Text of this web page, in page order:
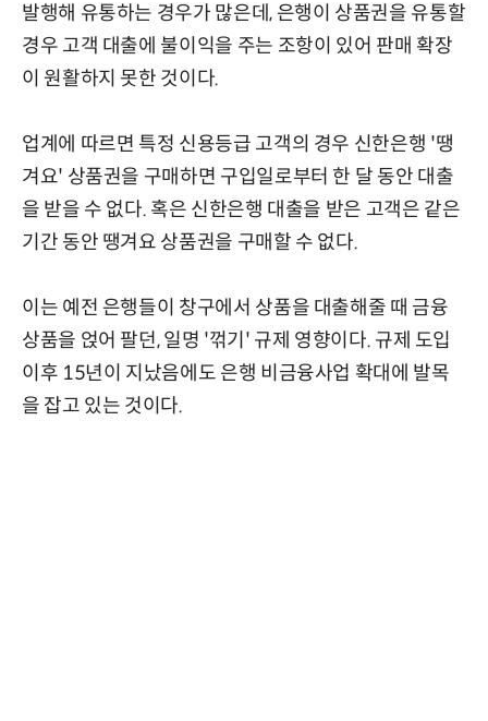
발행해 유통하는 경우가 많은데, 은행이 상품권을 유통할
경우 고객 대출에 불이익을 주는 조항이 있어 판매 확장
이 원활하지 못한 것이다.
업계에 따르면 특정 신용등급 고객의 경우 신한은행 '땡
겨요' 상품권을 구매하면 구입일로부터 한 달 동안 대출
을 받을 수 없다. 혹은 신한은행 대출을 받은 고객은 같은
기간 동안 땡겨요 상품권을 구매할 수 없다.
이는 예전 은행들이 창구에서 상품을 대출해줄 때 금융
상품을 얹어 팔던, 일명 '꺾기' 규제 영향이다. 규제 도입
이후 15년이 지났음에도 은행 비금융사업 확대에 발목
을 잡고 있는 것이다.